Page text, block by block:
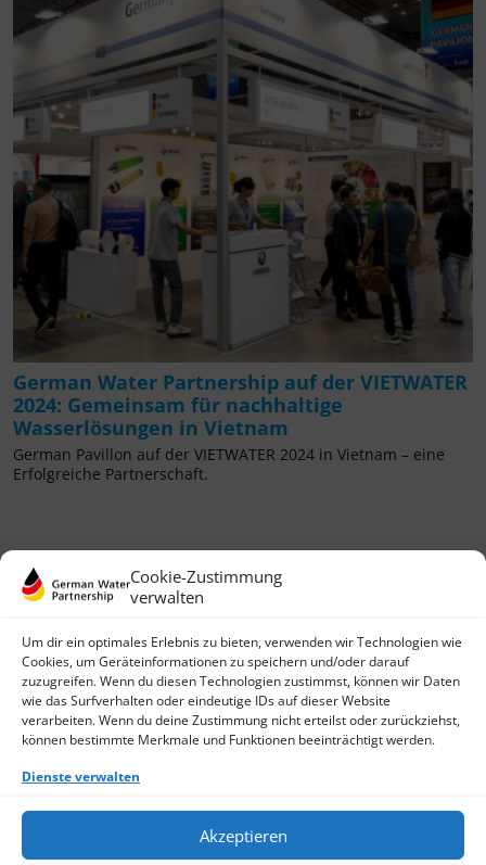
Cookie-Zustimmung
verwalten
Um dir ein optimales Erlebnis zu bieten, verwenden wir Technologien wie
Cookies, um Geräteinformationen zu speichern und/oder darauf
zuzugreifen. Wenn du diesen Technologien zustimmst, können wir Daten
wie das Surfverhalten oder eindeutige IDs auf dieser Website
verarbeiten. Wenn du deine Zustimmung nicht erteilst oder zurückziehst,
können bestimmte Merkmale und Funktionen beeinträchtigt werden.
Dienste verwalten
Akzeptieren
German Water Partnership auf der VIETWATER
2024: Gemeinsam für nachhaltige
Wasserlösungen in Vietnam
German Pavillon auf der VIETWATER 2024 in Vietnam – eine
Erfolgreiche Partnerschaft.
German Water Partnership e.V.
Invalidenstraße 91
D-10115 Berlin
Login
Impressum